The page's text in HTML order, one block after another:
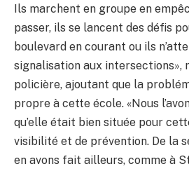
Ils marchent en groupe en
passer, ils se lancent des défis
boulevard en courant ou ils
signalisation aux intersections»,
policière, ajoutant que la
propre à cette école. «Nous
qu’elle était bien située pour
visibilité et de prévention. De la
en avons fait ailleurs, comme à